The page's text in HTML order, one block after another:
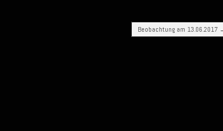
Beobachtung am 13.06.2017